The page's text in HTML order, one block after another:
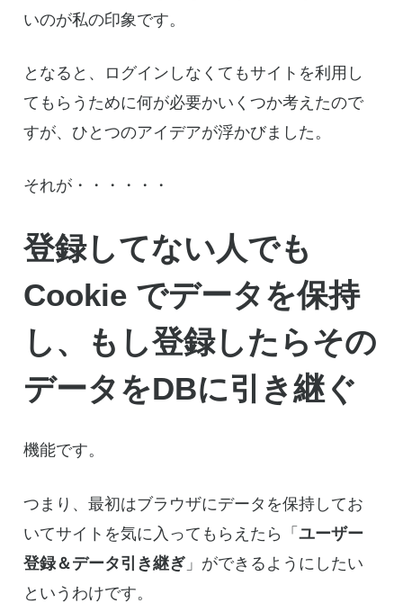
いのが私の印象です。
となると、ログインしなくてもサイトを利用し
てもらうために何が必要かいくつか考えたので
すが、ひとつのアイデアが浮かびました。
それが・・・・・・
登録してない人でも
Cookie でデータを保持
し、もし登録したらその
データをDBに引き継ぐ
機能です。
つまり、最初はブラウザにデータを保持してお
いてサイトを気に入ってもらえたら「ユーザー
登録＆データ引き継ぎ 」ができるようにしたい
というわけです。